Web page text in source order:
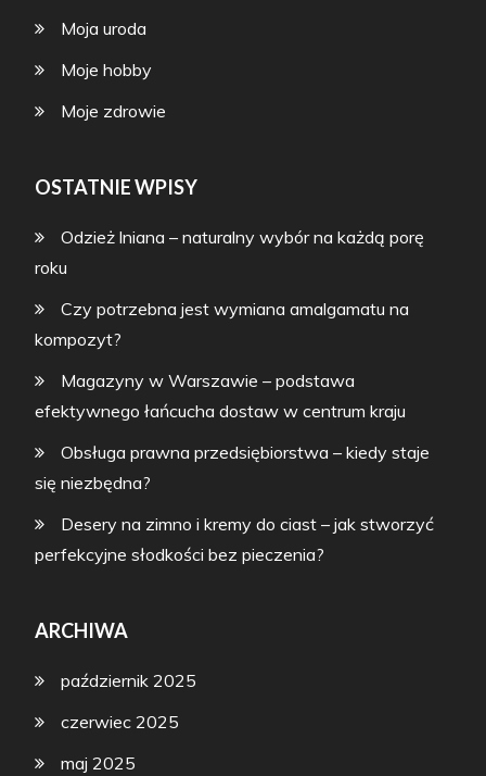
Moja uroda
Moje hobby
Moje zdrowie
OSTATNIE WPISY
Odzież lniana – naturalny wybór na każdą porę
roku
Czy potrzebna jest wymiana amalgamatu na
kompozyt?
Magazyny w Warszawie – podstawa
efektywnego łańcucha dostaw w centrum kraju
Obsługa prawna przedsiębiorstwa – kiedy staje
się niezbędna?
Desery na zimno i kremy do ciast – jak stworzyć
perfekcyjne słodkości bez pieczenia?
ARCHIWA
październik 2025
czerwiec 2025
maj 2025